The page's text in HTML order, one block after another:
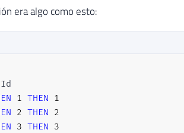
era algo como esto:
Id
1 THEN 1
2 THEN 2
3 THEN 3